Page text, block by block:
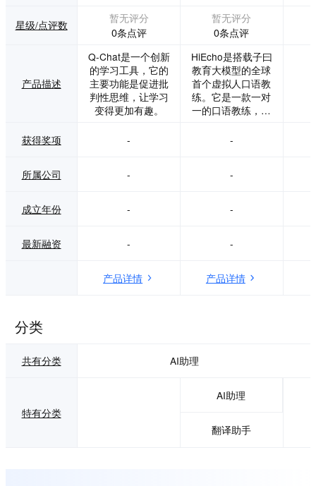
星级/点评数
暂无评分
0条点评
暂无评分
0条点评
产品描述
Q-Chat是一个创新
的学习工具，它的
主要功能是促进批
判性思维，让学习
变得更加有趣。
HiEcho是搭载子曰
教育大模型的全球
首个虚拟人口语教
练。它是一款一对
一的口语教练，帮
获得奖项 - -
所属公司 - -
成立年份 - -
最新融资 - -
产品详情 产品详情
分类
共有分类 AI助理
特有分类
AI助理
翻译助手